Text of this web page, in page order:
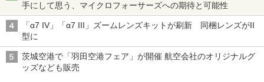
手にして思う、マイクロフォーサーズへの期待と可能性
「α7 IV」「α7 III」ズームレンズキットが刷新 同梱レンズがII
型に
茨城空港で「羽田空港フェア」が開催 航空会社のオリジナルグ
ッズなども販売